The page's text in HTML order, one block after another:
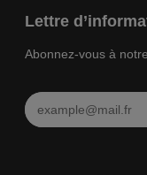
Lettre
Abonnez-vous à